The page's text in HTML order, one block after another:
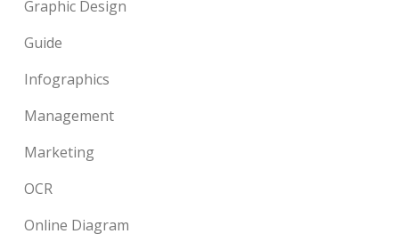
Graphic Design
Guide
Infographics
Management
Marketing
OCR
Online Diagram